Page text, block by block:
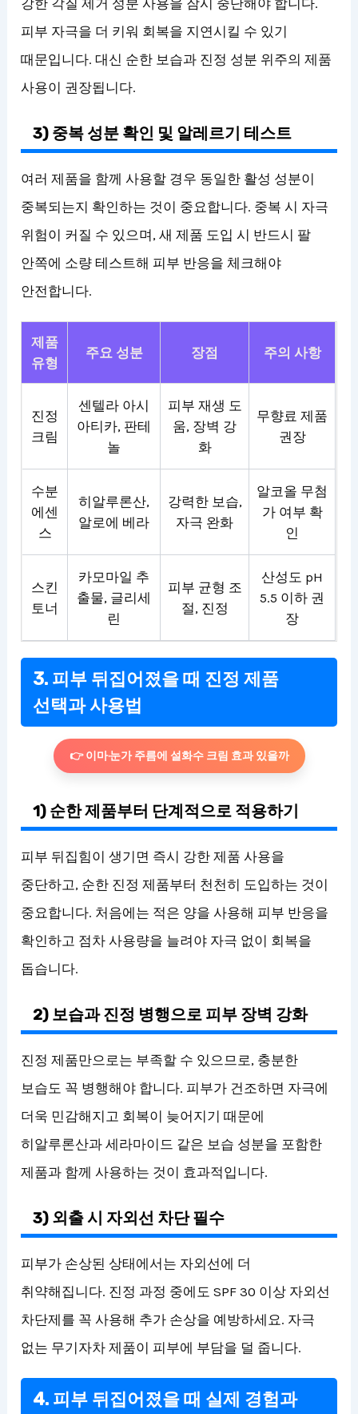
강한 각질 제거 성분 사용을 잠시 중단해야 합니다.
피부 자극을 더 키워 회복을 지연시킬 수 있기
때문입니다. 대신 순한 보습과 진정 성분 위주의 제품
사용이 권장됩니다.
3) 중복 성분 확인 및 알레르기 테스트
여러 제품을 함께 사용할 경우 동일한 활성 성분이
중복되는지 확인하는 것이 중요합니다. 중복 시 자극
위험이 커질 수 있으며, 새 제품 도입 시 반드시 팔
안쪽에 소량 테스트해 피부 반응을 체크해야
안전합니다.
제품
유형
주요 성분 장점 주의 사항
진정
크림
센텔라 아시
아티카, 판테
놀
피부 재생 도
움, 장벽 강
화
무향료 제품
권장
수분
에센
스
히알루론산,
알로에 베라
강력한 보습,
자극 완화
알코올 무첨
가 여부 확
인
스킨
토너
카모마일 추
출물, 글리세
린
피부 균형 조
절, 진정
산성도 pH
5.5 이하 권
장
3. 피부 뒤집어졌을 때 진정 제품
선택과 사용법
👉 이마·눈가 주름에 설화수 크림 효과 있을까
1) 순한 제품부터 단계적으로 적용하기
피부 뒤집힘이 생기면 즉시 강한 제품 사용을
중단하고, 순한 진정 제품부터 천천히 도입하는 것이
중요합니다. 처음에는 적은 양을 사용해 피부 반응을
확인하고 점차 사용량을 늘려야 자극 없이 회복을
돕습니다.
2) 보습과 진정 병행으로 피부 장벽 강화
진정 제품만으로는 부족할 수 있으므로, 충분한
보습도 꼭 병행해야 합니다. 피부가 건조하면 자극에
더욱 민감해지고 회복이 늦어지기 때문에
히알루론산과 세라마이드 같은 보습 성분을 포함한
제품과 함께 사용하는 것이 효과적입니다.
3) 외출 시 자외선 차단 필수
피부가 손상된 상태에서는 자외선에 더
취약해집니다. 진정 과정 중에도 SPF 30 이상 자외선
차단제를 꼭 사용해 추가 손상을 예방하세요. 자극
없는 무기자차 제품이 피부에 부담을 덜 줍니다.
4. 피부 뒤집어졌을 때 실제 경험과